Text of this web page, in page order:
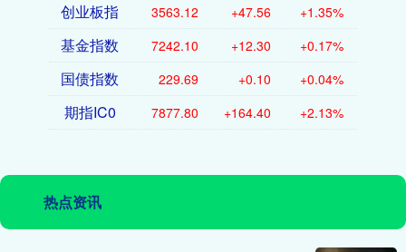
创业板指 3563.12 +47.56 +1.35%
基金指数 7242.10 +12.30 +0.17%
国债指数 229.69 +0.10 +0.04%
期指IC0 7877.80 +164.40 +2.13%
热点资讯